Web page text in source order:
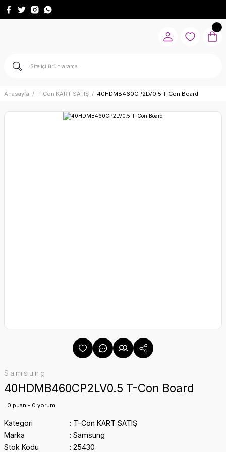
Anasayfa T-Con KART SATIŞ 40HDMB460CP2LV0.5 T-Con Board
Samsung
40HDMB460CP2LV0.5 T-Con Board
0 puan - 0 yorum
Kategori
T-Con KART SATIŞ
Marka
Samsung
Stok Kodu
25430